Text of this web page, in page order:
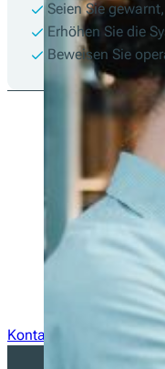
Seien Sie
Erhöhen Sie die
Beweisen Sie
Unser
Kontaktieren Sie uns